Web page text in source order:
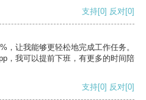
支持[0] 反对[0]
，让我能够更轻松地完成工作任务。
，我可以提前下班，有更多的时间陪
支持[0] 反对[0]